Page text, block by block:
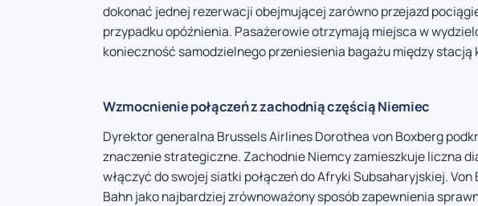
dokonać jednej rezerwacji obejmującej zarówno przejazd
przypadku opóźnienia. Pasażerowie otrzymają miejsca w
konieczność samodzielnego przeniesienia bagażu między stacją
Wzmocnienie połączeń z zachodnią częścią Niemiec
Dyrektor generalna Brussels Airlines Dorothea von Boxberg
znaczenie strategiczne. Zachodnie Niemcy zamieszkuje liczna
włączyć do swojej siatki połączeń do Afryki Subsaharyjskiej.
Bahn jako najbardziej zrównoważony sposób zapewnienia